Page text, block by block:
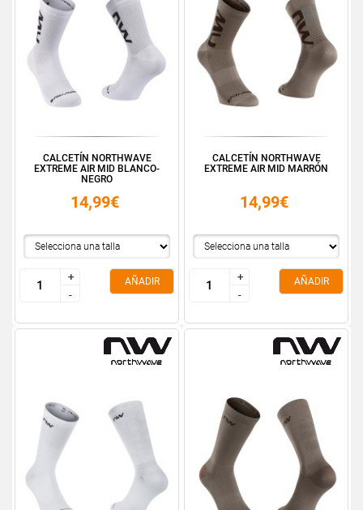
CALCETÍN NORTHWAVE
EXTREME AIR MID BLANCO-
NEGRO
14,99€
+
-
+
-
AÑADIR
CALCETÍN NORTHWAVE
EXTREME AIR MID MARRÓN
14,99€
+
-
+
-
AÑADIR